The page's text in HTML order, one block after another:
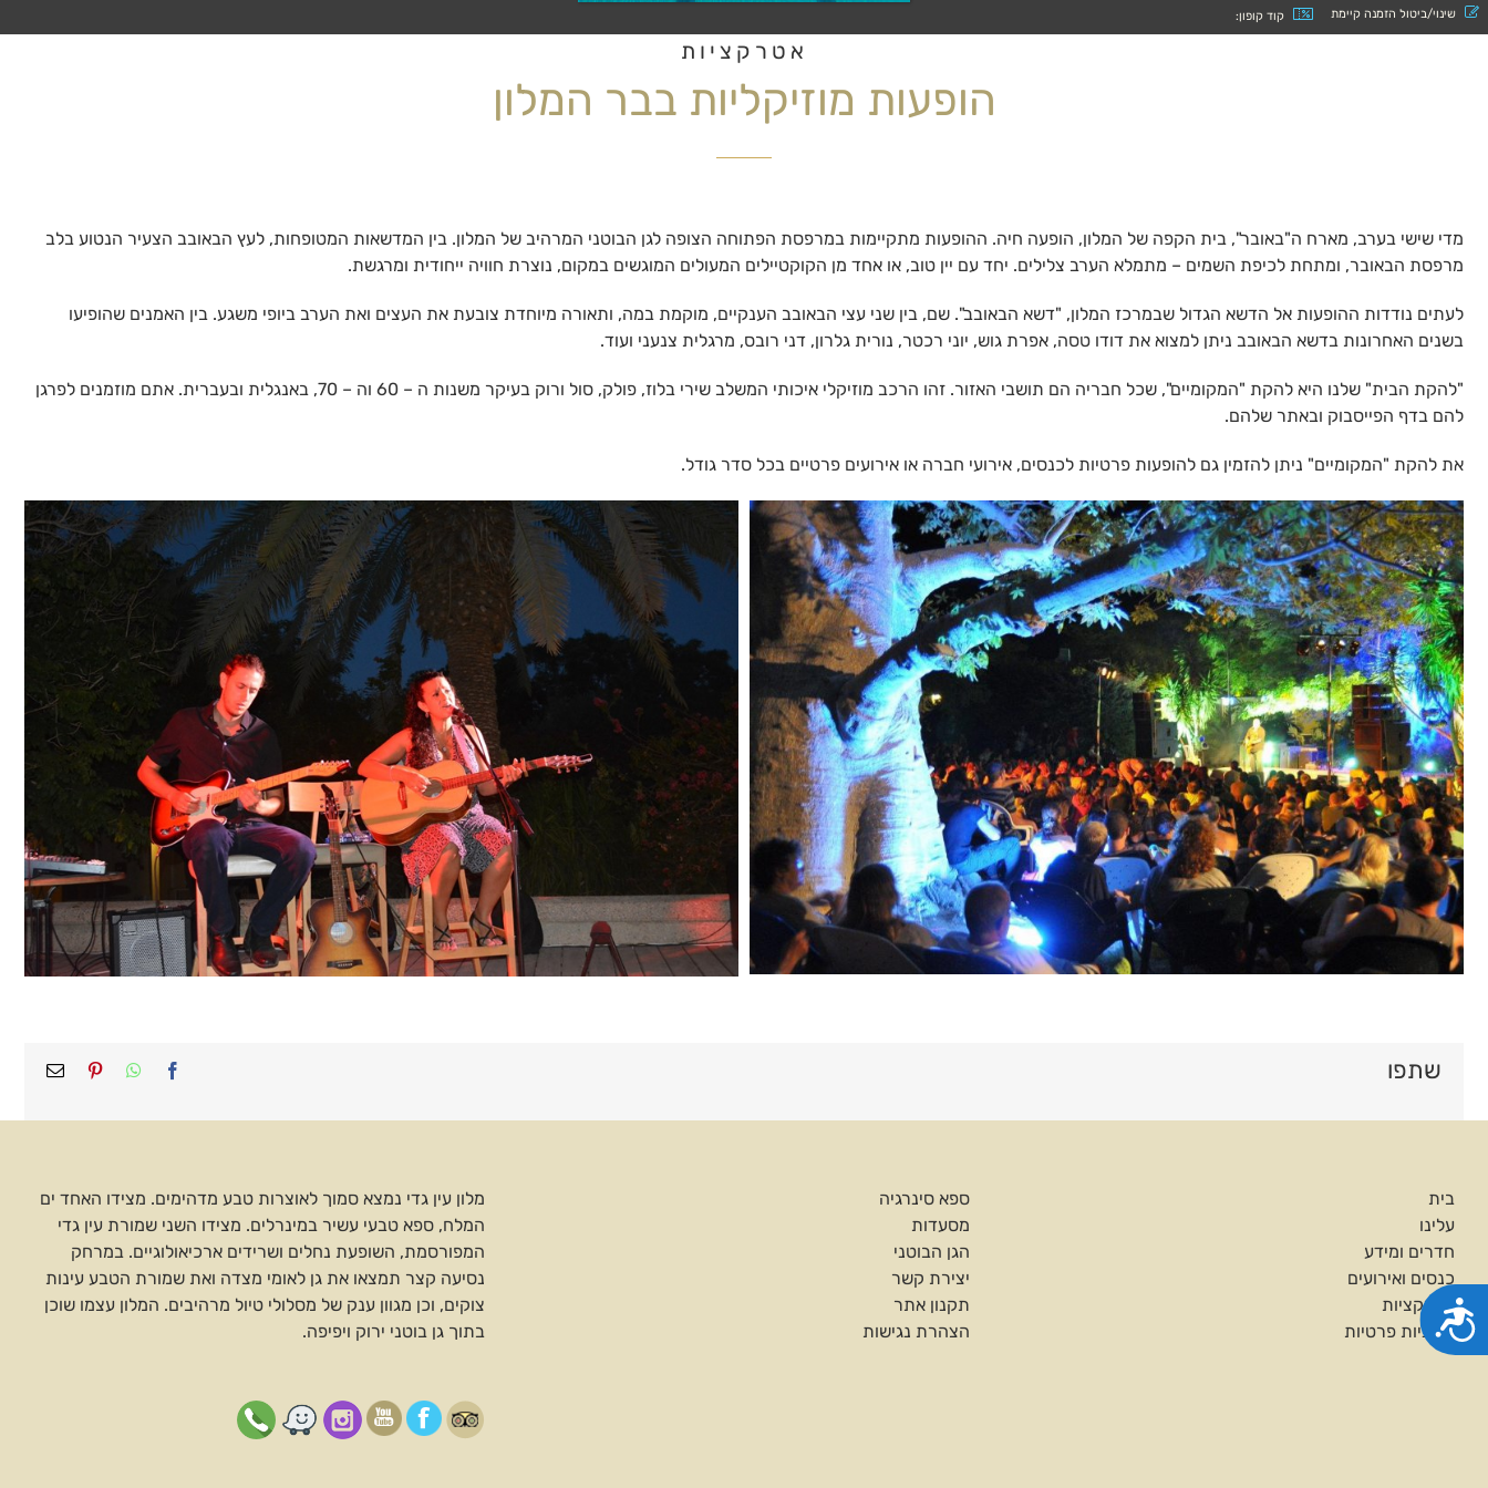
קוֹרֵא־מָסָךְ;
נגישות
קוד קופון: שינוי/ביטול הזמנה קיימת
אטרקציות
הופעות מוזיקליות בבר המלון
מדי שישי בערב, מארח ה"באובר", בית הקפה של המלון, הופעה חיה. ההופעות מתקיימות במרפסת הפתוחה הצופה לגן הבוטני המרהיב של המלון. בין המדשאות המטופחות, לעץ הבאובב הצעיר הנטוע בלב
מרפסת הבאובר, ומתחת לכיפת השמים – מתמלא הערב צלילים. יחד עם יין טוב, או אחד מן הקוקטיילים המעולים המוגשים במקום, נוצרת חוויה ייחודית ומרגשת.
לעתים נודדות ההופעות אל הדשא הגדול שבמרכז המלון, "דשא הבאובב". שם, בין שני עצי הבאובב הענקיים, מוקמת במה, ותאורה מיוחדת צובעת את העצים ואת הערב ביופי משגע. בין האמנים שהופיעו
בשנים האחרונות בדשא הבאובב ניתן למצוא את דודו טסה, אפרת גוש, יוני רכטר, נורית גלרון, דני רובס, מרגלית צנעני ועוד.
"להקת הבית" שלנו היא להקת "המקומיים", שכל חבריה הם תושבי האזור. זהו הרכב מוזיקלי איכותי המשלב שירי בלוז, פולק, סול ורוק בעיקר משנות ה – 60 וה – 70, באנגלית ובעברית. אתם מוזמנים לפרגן
להם בדף הפייסבוק ובאתר שלהם.
את להקת "המקומיים" ניתן להזמין גם להופעות פרטיות לכנסים, אירועי חברה או אירועים פרטיים בכל סדר גודל.
שתפו Facebook
WhatsApp
Pinterestכתובת
בית
עלינו
חדרים ומידע
כנסים ואירועים
אטרקציות
מדיניות פרטיות
ספא סינרגיה
מסעדות
הגן הבוטני
יצירת קשר
תקנון אתר
הצהרת נגישות
מלון עין גדי נמצא סמוך לאוצרות טבע מדהימים. מצידו האחד ים
המלח, ספא טבעי עשיר במינרלים. מצידו השני שמורת עין גדי
המפורסמת, השופעת נחלים ושרידים ארכיאולוגיים. במרחק
נסיעה קצר תמצאו את גן לאומי מצדה ואת שמורת הטבע עינות
צוקים, וכן מגוון ענק של מסלולי טיול מרהיבים. המלון עצמו שוכן
בתוך גן בוטני ירוק ויפיפה.